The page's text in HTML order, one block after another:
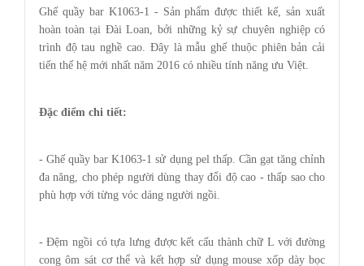
Ghế quầy bar K1063-1 - Sản phẩm được thiết kế, sản xuất
hoàn toàn tại Đài Loan, bởi những kỷ sự chuyên nghiệp có
trình độ tau nghề cao. Đây là mẫu ghế thuộc phiên bản cải
tiến thế hệ mới nhất năm 2016 có nhiều tính năng ưu Việt.
Đặc điểm chi tiết:
- Ghế quầy bar K1063-1 sử dụng pel thấp. Cần gạt tăng chỉnh
đa năng, cho phép người dùng thay đổi độ cao - thấp sao cho
phù hợp với từng vóc dáng người ngồi.
- Đệm ngồi có tựa lưng được kết cấu thành chữ L với đường
cong ôm sát cơ thể và kết hợp sử dụng mouse xốp dày bọc